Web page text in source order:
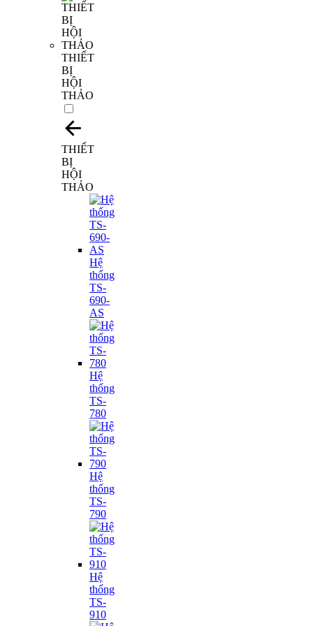
THIẾT
BỊ
HỘI
THẢO
THIẾT
BỊ
HỘI
THẢO
Hệ
thống
TS-
690-
AS
Hệ
thống
TS-
780
Hệ
thống
TS-
790
Hệ
thống
TS-
910